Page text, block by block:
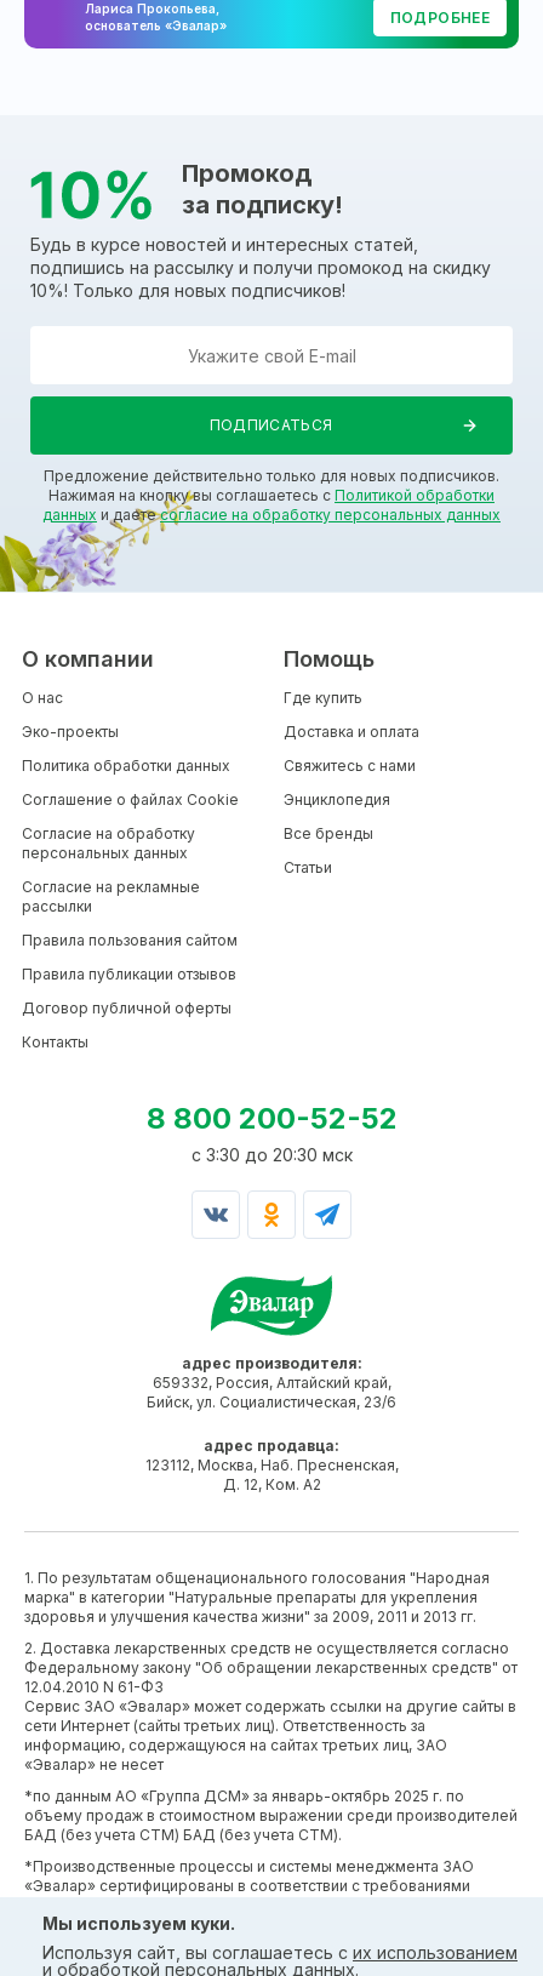
Лариса Прокопьева,
основатель «Эвалар»
ПОДРОБНЕЕ
Промокод
за подписку!
Будь в курсе новостей и интересных статей,
подпишись на рассылку и получи промокод на скидку
10%! Только для новых подписчиков!
Предложение действительно только для новых подписчиков.
Нажимая на кнопку вы соглашаетесь с Политикой обработки
данных и даетесогласие на обработку персональных данных
адрес производителя:
659332, Россия, Алтайский край,
Бийск, ул. Социалистическая, 23/6
адрес продавца:
123112, Москва, Наб. Пресненская,
Д. 12, Ком. А2
О компании
О нас
Эко-проекты
Политика обработки данных
Соглашение о файлах Cookie
Согласие на обработку
персональных данных
Согласие на рекламные
рассылки
Правила пользования сайтом
Правила публикации отзывов
Договор публичной оферты
Контакты
Помощь
Где купить
Доставка и оплата
Свяжитесь с нами
Энциклопедия
Все бренды
Статьи
8 800 200-52-52
c 3:30 до 20:30 мск
1. По результатам общенационального голосования "Народная
марка" в категории "Натуральные препараты для укрепления
здоровья и улучшения качества жизни" за 2009, 2011 и 2013 гг.
2. Доставка лекарственных средств не осуществляется согласно
Федеральному закону "Об обращении лекарственных средств" от
12.04.2010 N 61-ФЗ
Сервис ЗАО «Эвалар» может содержать ссылки на другие сайты в
сети Интернет (сайты третьих лиц). Ответственность за
информацию, содержащуюся на сайтах третьих лиц, ЗАО
«Эвалар» не несет
*по данным АО «Группа ДСМ» за январь-октябрь 2025 г. по
объему продаж в стоимостном выражении среди производителей
БАД (без учета СТМ) БАД (без учета СТМ).
*Производственные процессы и системы менеджмента ЗАО
«Эвалар» сертифицированы в соответствии с требованиями
Мы используем куки.
Используя сайт, вы соглашаетесь с их использованием
и обработкой персональных данных.